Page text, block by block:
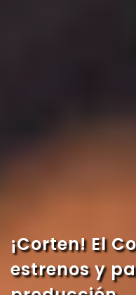
¡Corten! El
estrenos y